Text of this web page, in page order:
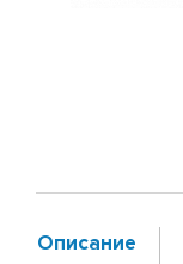
Описание